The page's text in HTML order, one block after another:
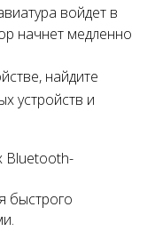
войдет в
начнет медленно
найдите
устройств и
Bluetooth-
быстрого